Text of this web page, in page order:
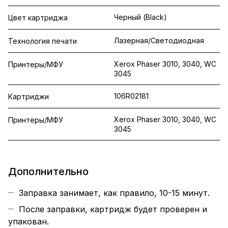
Цвет картриджа Черный (Black)
Технология печати Лазерная/Светодиодная
Принтеры/МФУ
Xerox Phaser 3010, 3040, WC
3045
Картриджи 106R02181
Принтеры/МФУ
Xerox Phaser 3010, 3040, WC
3045
Дополнительно
Заправка занимает, как правило, 10-15 минут.
После заправки, картридж будет проверен и
упакован.